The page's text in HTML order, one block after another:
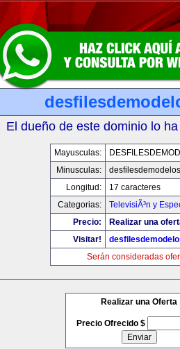
El dueño de este dominio lo
Mayusculas:
Minusculas:
Longitud:
17 caracteres
Categorias:
TelevisiÃ³n y
Precio:
Realizar una
Visitar!
Serán consideradas
Realizar una Oferta
Precio Ofrecido $